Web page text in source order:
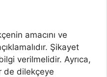
amacını ve
Şikayet
verilmelidir. Ayrıca,
de dilekçeye